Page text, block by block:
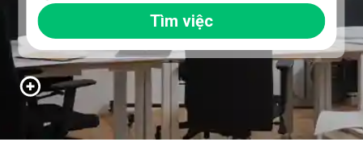
Tìm việc